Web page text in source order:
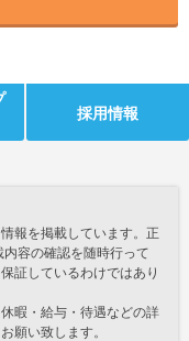
採用情報
報を掲載しています。正
容の確認を随時行って
証しているわけではあり
暇・給与・待遇などの詳
願い致します。